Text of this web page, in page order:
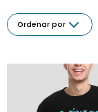
Ordenar por